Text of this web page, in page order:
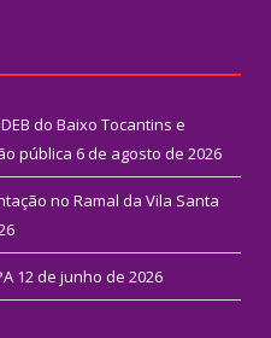
do Baixo Tocantins e
pública 6 de agosto de 2026
no Ramal da Vila Santa
12 de junho de 2026